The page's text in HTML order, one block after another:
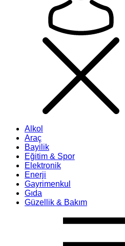
Alkol
Araç
Bayilik
Eğitim & Spor
Elektronik
Enerji
Gayrimenkul
Gıda
Güzellik & Bakım